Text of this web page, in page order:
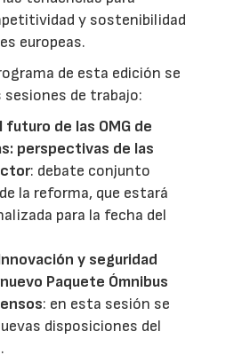
y sostenibilidad
europeas.
de esta edición se
de trabajo:
futuro de las OMG de
perspectivas de las
: debate conjunto
la reforma, que estará
para la fecha del
y seguridad
Paquete Ómnibus
: en esta sesión se
disposiciones del